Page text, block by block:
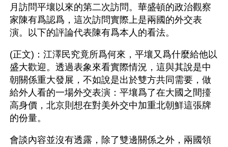
月訪問平壤以來的第二次訪問。華盛頓的政治觀察
家陳有爲認爲，這次訪問實際上是兩國的外交表
演。以下的評論代表陳有爲本人的看法。
(正文)：江澤民究竟所爲何來，平壤又爲什麼給他以
盛大歡迎。透過表象來看實際情況，這與其說是中
朝關係重大發展，不如說是出於雙方共同需要，做
給外人看的一場外交表演：平壤爲了在大國之間擡
高身價，北京則想在對美外交中加重北朝鮮這張牌
的份量。
會談內容並沒有透露，除了雙邊關係之外，兩國領